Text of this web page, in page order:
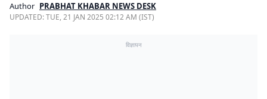
Author PRABHAT KHABAR NEWS DESK
UPDATED:TUE, 21 JAN 2025 02:12 AM (IST)
विज्ञापन